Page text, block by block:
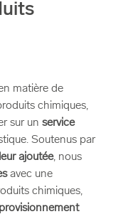
matière de
chimiques,
sur un service
Soutenus par
ajoutée, nous
avec une
chimiques,